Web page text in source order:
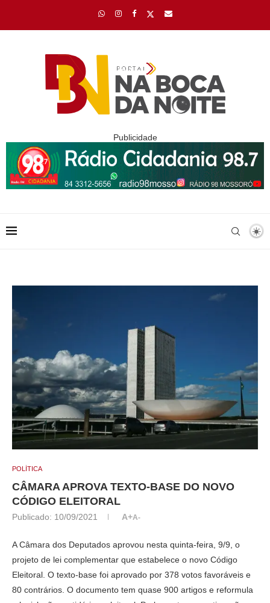
Publicidade
POLÍTICA
CÂMARA APROVA TEXTO-BASE DO NOVO
CÓDIGO ELEITORAL
Publicado: 10/09/2021 A+A-
A Câmara dos Deputados aprovou nesta quinta-feira, 9/9, o
projeto de lei complementar que estabelece o novo Código
Eleitoral. O texto-base foi aprovado por 378 votos favoráveis e
80 contrários. O documento tem quase 900 artigos e reformula